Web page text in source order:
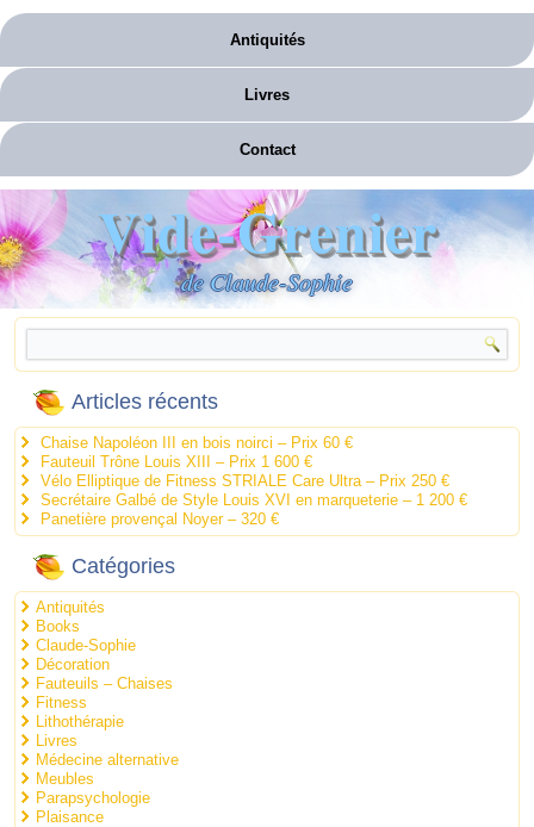
Antiquités
Livres
Contact
Vide-Grenier
de Claude-Sophie
Articles récents
Chaise Napoléon III en bois noirci – Prix 60 €
Fauteuil Trône Louis XIII – Prix 1 600 €
Vélo Elliptique de Fitness STRIALE Care Ultra – Prix 250 €
Secrétaire Galbé de Style Louis XVI en marqueterie – 1 200 €
Panetière provençal Noyer – 320 €
Catégories
Antiquités
Books
Claude-Sophie
Décoration
Fauteuils – Chaises
Fitness
Lithothérapie
Livres
Médecine alternative
Meubles
Parapsychologie
Plaisance